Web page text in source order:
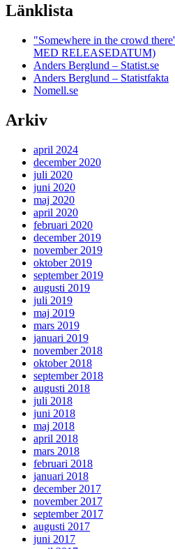
Länklista
"Somewhere in the crowd
MED RELEASEDATUM)
Anders Berglund – Statist.se
Anders Berglund – Statistfakta
Nomell.se
Arkiv
april 2024
december 2020
juli 2020
juni 2020
maj 2020
april 2020
februari 2020
december 2019
november 2019
oktober 2019
september 2019
augusti 2019
juli 2019
maj 2019
mars 2019
januari 2019
november 2018
oktober 2018
september 2018
augusti 2018
juli 2018
juni 2018
maj 2018
april 2018
mars 2018
februari 2018
januari 2018
december 2017
november 2017
september 2017
augusti 2017
juni 2017